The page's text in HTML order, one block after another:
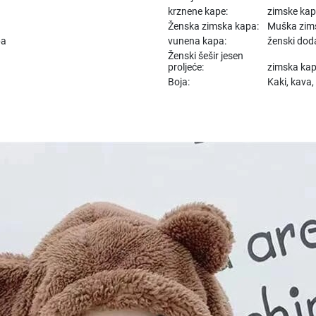
krznene kape:
zimske
Ženska zimska kapa:
Muška
vunena kapa:
ženski
Ženski šešir jesen
proljeće:
zimska
Boja:
Kaki,